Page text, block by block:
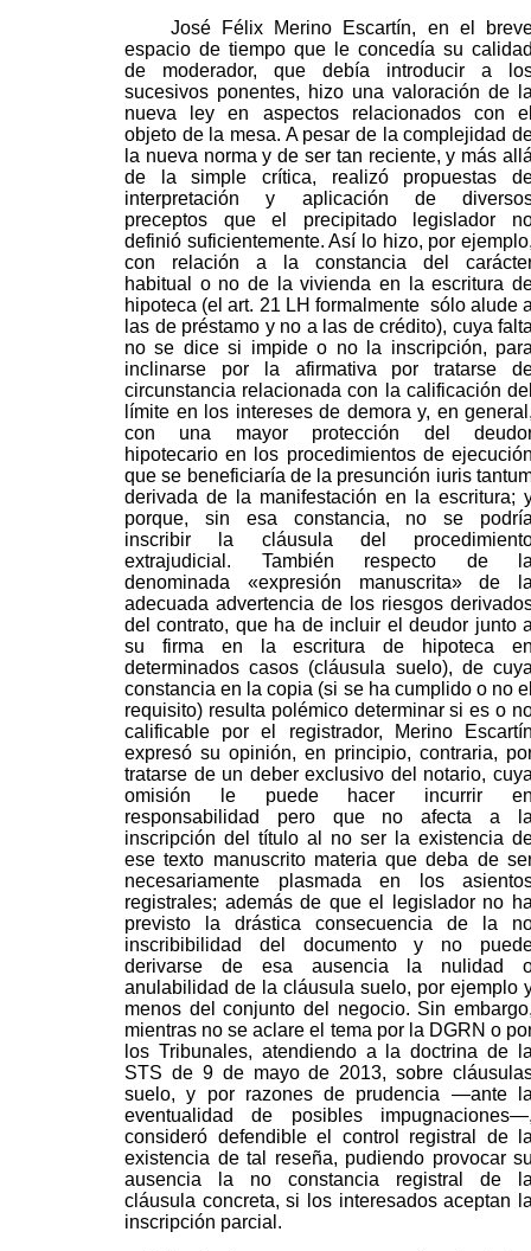
José Félix Merino Escartín, en el
espacio de tiempo que le concedía su
de moderador, que debía introducir a
sucesivos ponentes, hizo una valoración de
nueva ley en aspectos relacionados con
objeto de la mesa. A pesar de la complejidad
la nueva norma y de ser tan reciente, y más
de la simple crítica, realizó propuestas
interpretación y aplicación de
preceptos que el precipitado legislador
definió suficientemente. Así lo hizo, por
con relación a la constancia del
habitual o no de la vivienda en la escritura
hipoteca (el art. 21 LH formalmente sólo alude
las de préstamo y no a las de crédito), cuya
no se dice si impide o no la inscripción,
inclinarse por la afirmativa por tratarse
circunstancia relacionada con la calificación
límite en los intereses de demora y, en
con una mayor protección del
hipotecario en los procedimientos de
que se beneficiaría de la presunción iuris
derivada de la manifestación en la escritura;
porque, sin esa constancia, no se
inscribir la cláusula del
extrajudicial. También respecto de
denominada «expresión manuscrita» de
adecuada advertencia de los riesgos
del contrato, que ha de incluir el deudor junto
su firma en la escritura de hipoteca
determinados casos (cláusula suelo), de
constancia en la copia (si se ha cumplido o no
requisito) resulta polémico determinar si es o
calificable por el registrador, Merino
expresó su opinión, en principio, contraria,
tratarse de un deber exclusivo del notario,
omisión le puede hacer incurrir
responsabilidad pero que no afecta a
inscripción del título al no ser la existencia
ese texto manuscrito materia que deba de
necesariamente plasmada en los
registrales; además de que el legislador no
previsto la drástica consecuencia de la
inscribibilidad del documento y no
derivarse de esa ausencia la nulidad
anulabilidad de la cláusula suelo, por ejemplo
menos del conjunto del negocio. Sin
mientras no se aclare el tema por la DGRN o
los Tribunales, atendiendo a la doctrina de
STS de 9 de mayo de 2013, sobre
suelo, y por razones de prudencia ―ante
eventualidad de posibles
consideró defendible el control registral de
existencia de tal reseña, pudiendo provocar
ausencia la no constancia registral de
cláusula concreta, si los interesados aceptan
inscripción parcial.